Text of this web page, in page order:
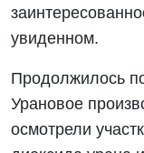
увиденном.
Продолжилось
Урановое
осмотрели